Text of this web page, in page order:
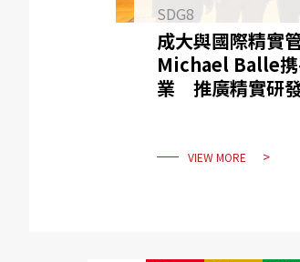
SDG8
成大與國際精實
Michael Balle携
業 推廣精實研發
VIEW MORE